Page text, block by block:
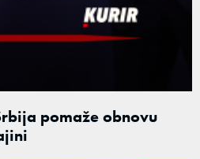
pomaže obnovu